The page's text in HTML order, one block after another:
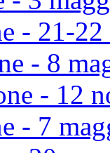
- 21-22
- 8
- 12
- 7